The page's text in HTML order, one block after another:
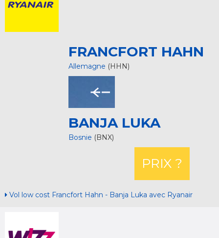
FRANCFORT HAHN
Allemagne (HHN)
BANJA LUKA
Bosnie (BNX)
PRIX ?
Vol low cost Francfort Hahn - Banja Luka avec Ryanair